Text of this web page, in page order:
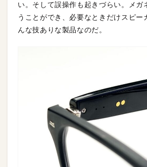
い。そして誤操作も起きづらい。メガ
うことができ、必要なときだけスピー
んな技ありな製品なのだ。